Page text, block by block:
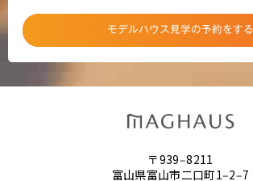
モデルハウス見学の予約をする
〒939‒8211
富山県富山市二口町1‒2‒7